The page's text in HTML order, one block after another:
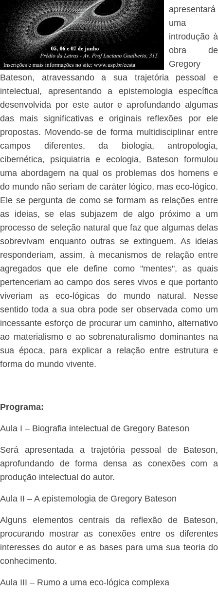
apresentará
uma
introdução à
obra de
Gregory
Bateson, atravessando a sua trajetória pessoal e
intelectual, apresentando a epistemologia específica
desenvolvida por este autor e aprofundando algumas
das mais significativas e originais reflexões por ele
propostas. Movendo-se de forma multidisciplinar entre
campos diferentes, da biologia, antropologia,
cibernética, psiquiatria e ecologia, Bateson formulou
uma abordagem na qual os problemas dos homens e
do mundo não seriam de caráter lógico, mas eco-lógico.
Ele se pergunta de como se formam as relações entre
as ideias, se elas subjazem de algo próximo a um
processo de seleção natural que faz que algumas delas
sobrevivam enquanto outras se extinguem. As ideias
responderiam, assim, à mecanismos de relação entre
agregados que ele define como "mentes", as quais
pertenceriam ao campo dos seres vivos e que portanto
viveriam as eco-lógicas do mundo natural. Nesse
sentido toda a sua obra pode ser observada como um
incessante esforço de procurar um caminho, alternativo
ao materialismo e ao sobrenaturalismo dominantes na
sua época, para explicar a relação entre estrutura e
forma do mundo vivente.
Programa:
Aula I – Biografia intelectual de Gregory Bateson
Será apresentada a trajetória pessoal de Bateson,
aprofundando de forma densa as conexões com a
produção intelectual do autor.
Aula II – A epistemologia de Gregory Bateson
Alguns elementos centrais da reflexão de Bateson,
procurando mostrar as conexões entre os diferentes
interesses do autor e as bases para uma sua teoria do
conhecimento.
Aula III – Rumo a uma eco-lógica complexa